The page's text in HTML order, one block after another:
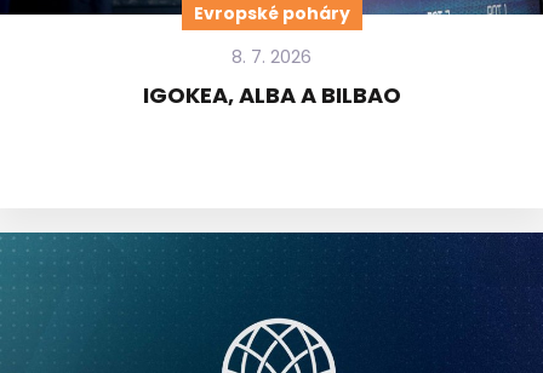
Evropské poháry
8. 7. 2026
IGOKEA, ALBA A BILBAO